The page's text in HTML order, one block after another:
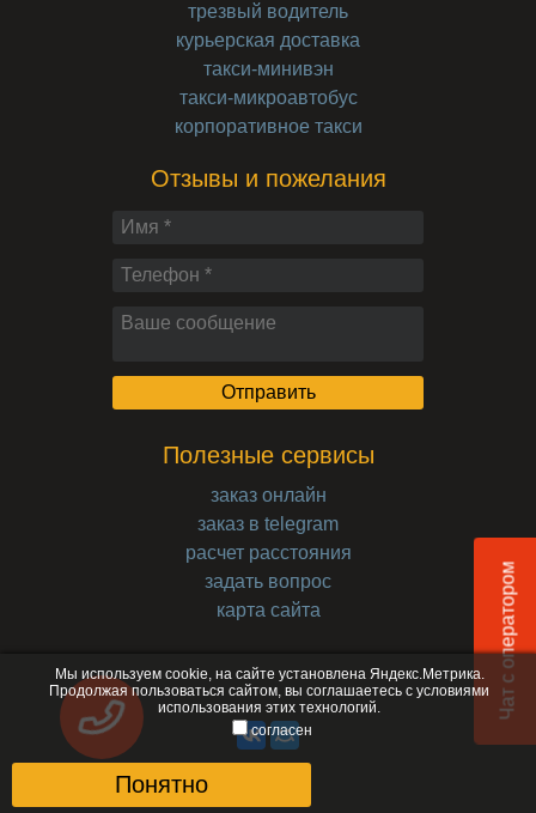
Мы используем cookie, на сайте установлена Яндекс.Метрика.
Продолжая пользоваться сайтом, вы соглашаетесь с условиями
использования этих технологий.
согласен
Понятно
трезвый водитель
курьерская доставка
такси-минивэн
такси-микроавтобус
корпоративное такси
Отзывы и пожелания
Полезные сервисы
заказ онлайн
заказ в telegram
расчет расстояния
задать вопрос
карта сайта
Чат с оператором